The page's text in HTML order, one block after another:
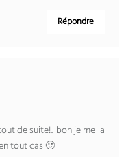
Répondre
de suite!.. bon je me la
tout cas 🙂